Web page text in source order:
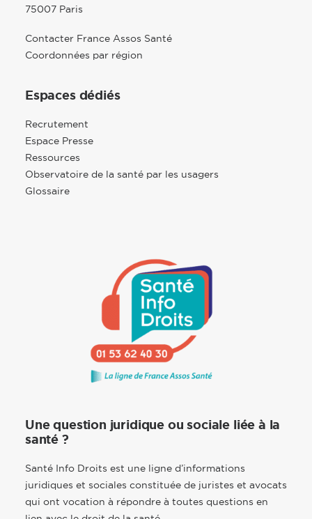
75007 Paris
Contacter France Assos Santé
Coordonnées par région
Espaces dédiés
Recrutement
Espace Presse
Ressources
Observatoire de la santé par les usagers
Glossaire
Une question juridique ou sociale liée à la
santé ?
Santé Info Droits est une ligne d’informations
juridiques et sociales constituée de juristes et avocats
qui ont vocation à répondre à toutes questions en